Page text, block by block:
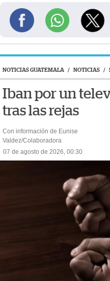
NOTICIAS GUATEMALA / NOTICIAS /
Iban por un
tras las rejas
Con información de Eunise
Valdez/Colaboradora
07 de agosto de 2026, 00:30